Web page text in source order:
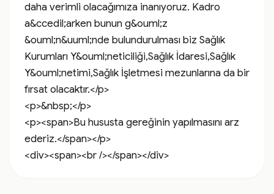
daha verimli olacağımıza inanıyoruz. Kadro
a&ccedil;arken bunun g&ouml;z
&ouml;n&uuml;nde bulundurulması biz Sağlık
Kurumları Y&ouml;neticiliği,Sağlık İdaresi,Sağlık
Y&ouml;netimi,Sağlık İşletmesi mezunlarına da bir
fırsat olacaktır.</p>
<p>&nbsp;</p>
<p><span>Bu hususta gereğinin yapılmasını arz
ederiz.</span></p>
<div><span><br /></span></div>